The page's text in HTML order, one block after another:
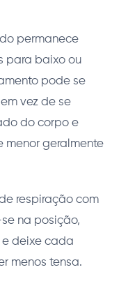
permanece
para baixo ou
pode se
vez de se
do corpo e
menor geralmente
respiração com
na posição,
e deixe cada
menos tensa.